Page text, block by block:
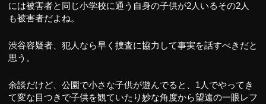
には被害者と同じ小学校に通う自身の子供が2人いるその2人
も被害者だよね。
渋谷容疑者、犯人なら早く捜査に協力して事実を話すべきだと
思う。
余談だけど、公園で小さな子供が遊んでると、1人でやってき
て変な目つきで子供を観ていたり妙な角度から望遠の一眼レフ